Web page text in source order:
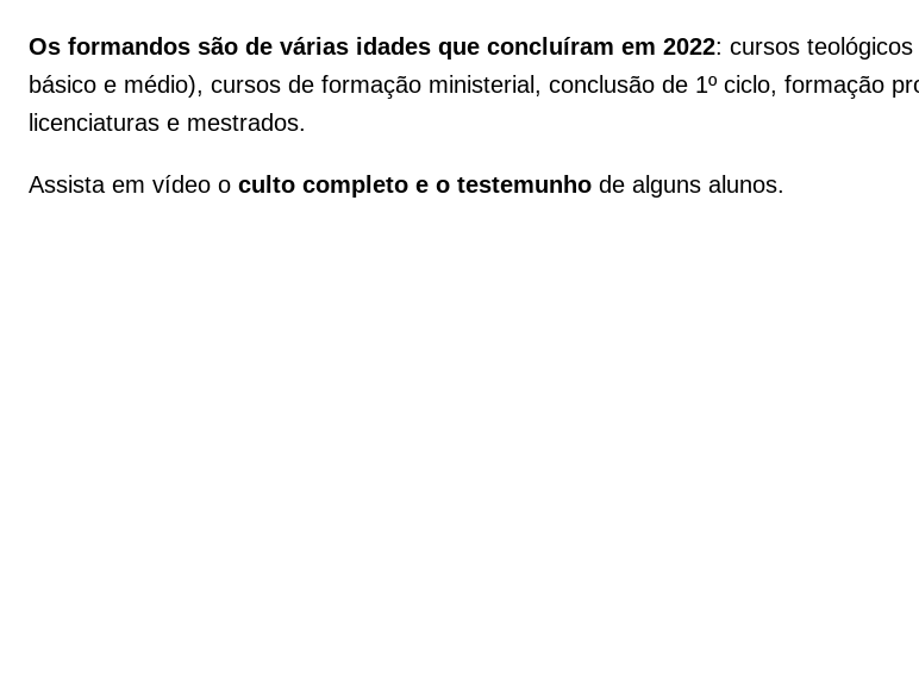
Os formandos são de várias idades que concluíram em 2022: cursos teológicos
básico e médio), cursos de formação ministerial, conclusão de 1º ciclo, formação
licenciaturas e mestrados.
Assista em vídeo o culto completo e o testemunho de alguns alunos.